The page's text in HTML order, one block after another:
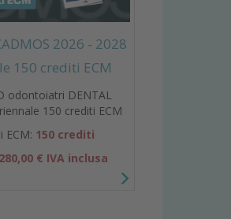
2026 - 2028
150 crediti ECM
odontoiatri DENTAL
150 crediti ECM
ECM: 150 crediti
280,00 € IVA inclusa